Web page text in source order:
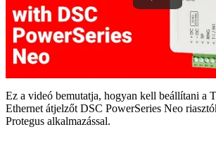
Ez a videó bemutatja, hogyan kell beállítani a
Ethernet átjelzőt DSC PowerSeries Neo
Protegus alkalmazással.